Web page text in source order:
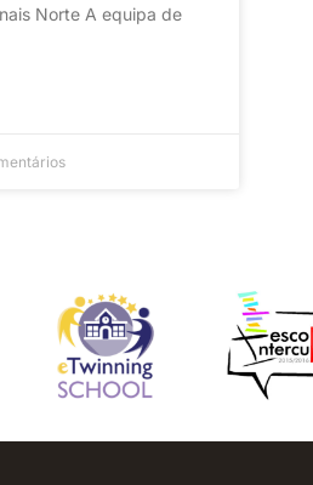
Norte A equipa de